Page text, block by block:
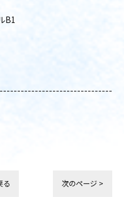
B1
る 次のページ >